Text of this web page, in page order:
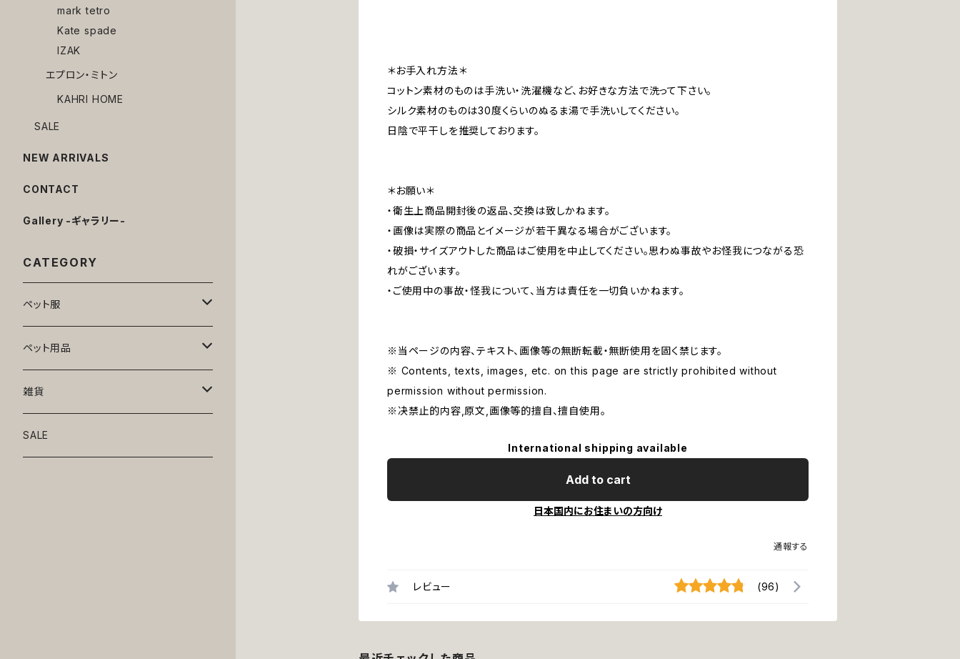
＊お手入れ方法＊
コットン素材のものは手洗い・洗濯機など、お好きな方法で洗って下さい。
シルク素材のものは30度くらいのぬるま湯で手洗いしてください。
日陰で平干しを推奨しております。
＊お願い＊
・衛生上商品開封後の返品、交換は致しかねます。
・画像は実際の商品とイメージが若干異なる場合がございます。
・破損・サイズアウトした商品はご使用を中止してください。思わぬ事故やお怪我につながる恐
れがございます。
・ご使用中の事故・怪我について、当方は責任を一切負いかねます。
※当ページの内容、テキスト、画像等の無断転載・無断使用を固く禁じます。
※ Contents, texts, images, etc. on this page are strictly prohibited without
permission without permission.
※决禁止的内容,原文,画像等的擅自、擅自使用。
International shipping available
Add to cart
日本国内にお住まいの方向け
通報する
レビュー (96)
mark tetro
Kate spade
IZAK
エプロン・ミトン
KAHRI HOME
SALE
NEW ARRIVALS
CONTACT
Gallery -ギャラリー-
CATEGORY
ペット服
トップス
ニット
アロハ
ボトムス
ワンピース
ペット用品
ベッド
リード・首輪
雑貨
アート
SALE